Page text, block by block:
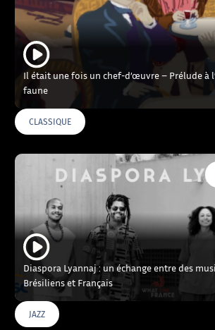
Il était une fois un chef-d’œuvre – Prélude à
faune
CLASSIQUE
Diaspora Lyannaj : un échange entre des
Brésiliens et Français
JAZZ